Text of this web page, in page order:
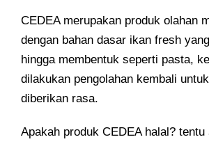
CEDEA merupakan produk olahan
dengan bahan dasar ikan fresh
hingga membentuk seperti pasta,
dilakukan pengolahan kembali
diberikan rasa.
Apakah produk CEDEA halal?